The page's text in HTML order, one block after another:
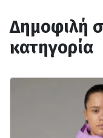
Δημοφιλή
κατηγορία